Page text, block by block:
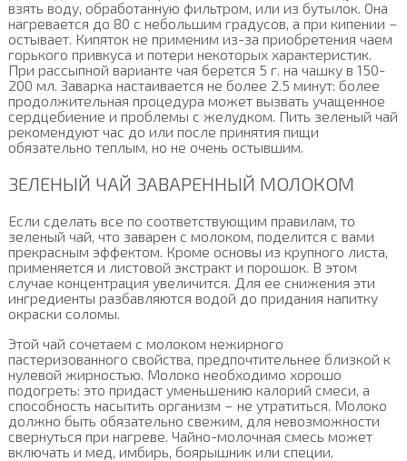
взять воду, обработанную фильтром, или из бутылок. Она
нагревается до 80 с небольшим градусов, а при кипении –
остывает. Кипяток не применим из-за приобретения чаем
горького привкуса и потери некоторых характеристик.
При рассыпной варианте чая берется 5 г. на чашку в 150-
200 мл. Заварка настаивается не более 2.5 минут: более
продолжительная процедура может вызвать учащенное
сердцебиение и проблемы с желудком. Пить зеленый чай
рекомендуют час до или после принятия пищи
обязательно теплым, но не очень остывшим.
ЗЕЛЕНЫЙ ЧАЙ ЗАВАРЕННЫЙ МОЛОКОМ
Если сделать все по соответствующим правилам, то
зеленый чай, что заварен с молоком, поделится с вами
прекрасным эффектом. Кроме основы из крупного листа,
применяется и листовой экстракт и порошок. В этом
случае концентрация увеличится. Для ее снижения эти
ингредиенты разбавляются водой до придания напитку
окраски соломы.
Этой чай сочетаем с молоком нежирного
пастеризованного свойства, предпочтительнее близкой к
нулевой жирностью. Молоко необходимо хорошо
подогреть: это придаст уменьшению калорий смеси, а
способность насытить организм – не утратиться. Молоко
должно быть обязательно свежим, для невозможности
свернуться при нагреве. Чайно-молочная смесь может
включать и мед, имбирь, боярышник или специи.